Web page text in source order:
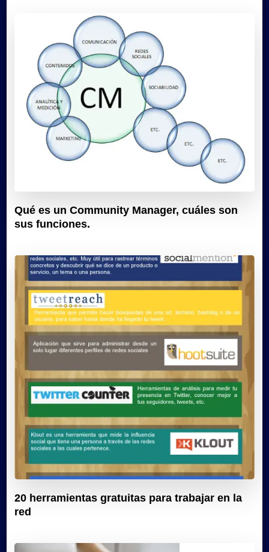
Qué es un Community Manager, cuáles son
sus funciones.
20 herramientas gratuitas para trabajar en la
red